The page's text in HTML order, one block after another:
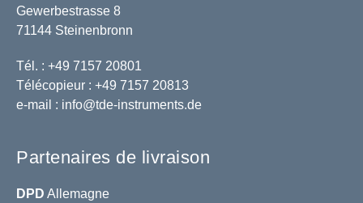
Gewerbestrasse 8
71144 Steinenbronn
Tél. : +49 7157 20801
Télécopieur : +49 7157 20813
e-mail : info@tde-instruments.de
Partenaires de livraison
DPD Allemagne